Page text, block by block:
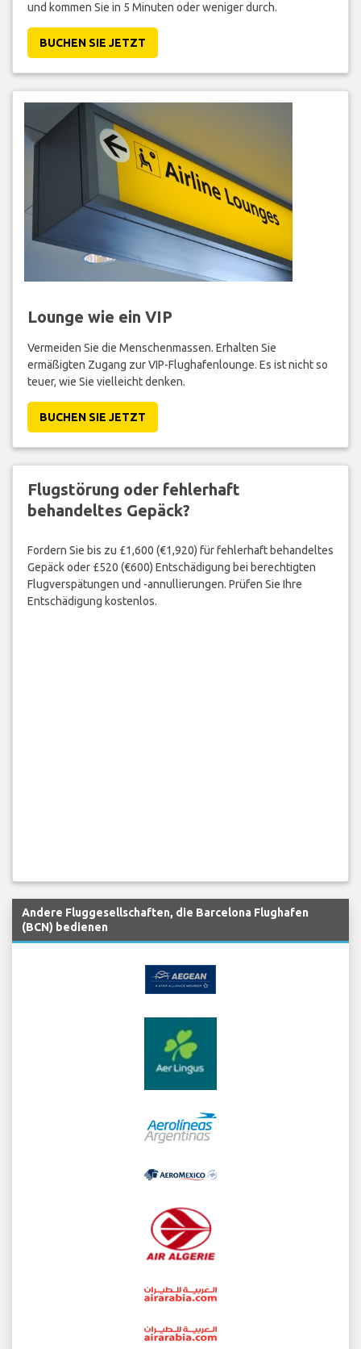
und kommen Sie in 5 Minuten oder weniger durch.
BUCHEN SIE JETZT
Lounge wie ein VIP
Vermeiden Sie die Menschenmassen. Erhalten Sie
ermäßigten Zugang zur VIP-Flughafenlounge. Es ist nicht so
teuer, wie Sie vielleicht denken.
BUCHEN SIE JETZT
Flugstörung oder fehlerhaft
behandeltes Gepäck?
Fordern Sie bis zu £1,600 (€1,920) für fehlerhaft behandeltes
Gepäck oder £520 (€600) Entschädigung bei berechtigten
Flugverspätungen und -annullierungen. Prüfen Sie Ihre
Entschädigung kostenlos.
Andere Fluggesellschaften, die Barcelona Flughafen
(BCN) bedienen